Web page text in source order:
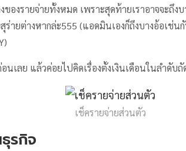
องรายจ่ายทั้งหมด เพราะสุดท้ายเราอาจจะถึงบ
ร่ายต่างหากล่ะ555 (แอดมินเองก็ถึงบางอ้อเช่
เลย แล้วค่อยไปคิดเรื่องตั้งเงินเดือนในลำดับถั
เช็ครายจ่ายส่วนตัว
รกิจ